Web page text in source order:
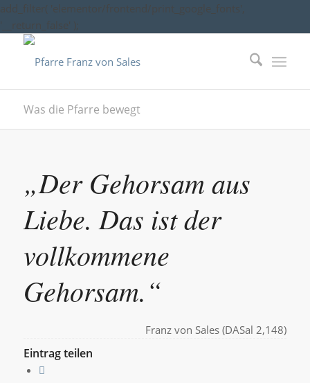
add_filter( 'elementor/frontend/print_google_fonts',
'__return_false' );
Was die Pfarre bewegt
„Der Gehorsam aus
Liebe. Das ist der
vollkommene
Gehorsam.“
Franz von Sales (DASal 2,148)
Eintrag teilen